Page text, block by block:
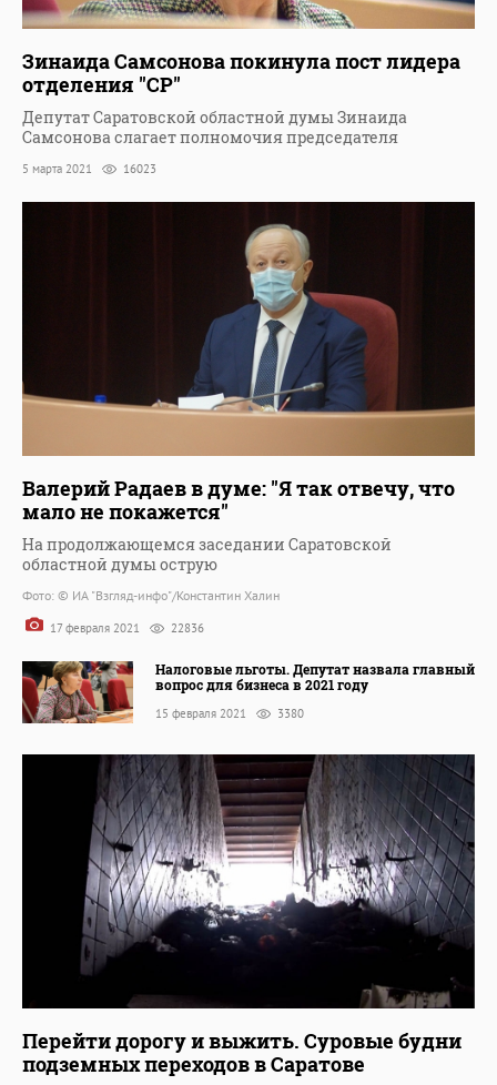
Зинаида Самсонова покинула пост лидера
отделения "СР"
Депутат Саратовской областной думы Зинаида
Самсонова слагает полномочия председателя
5 марта 2021 16023
Валерий Радаев в думе: "Я так отвечу, что
мало не покажется"
На продолжающемся заседании Саратовской
областной думы острую
Фото: © ИА "Взгляд-инфо"/Константин Халин
17 февраля 2021 22836
Налоговые льготы. Депутат назвала главный
вопрос для бизнеса в 2021 году
15 февраля 2021 3380
Перейти дорогу и выжить. Суровые будни
подземных переходов в Саратове